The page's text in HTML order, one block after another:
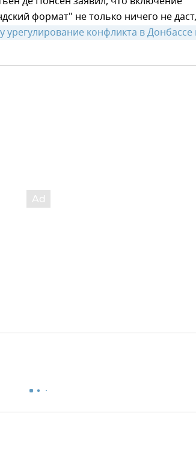
формат" не только ничего не
урегулирование конфликта в Донбассе